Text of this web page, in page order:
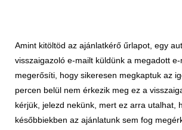
Amint kitöltöd az ajánlatkérő űrlapot, egy
visszaigazoló e-mailt küldünk a megadott
megerősíti, hogy sikeresen megkaptuk az
percen belül nem érkezik meg ez a
kérjük, jelezd nekünk, mert ez arra utalhat,
későbbiekben az ajánlatunk sem fog